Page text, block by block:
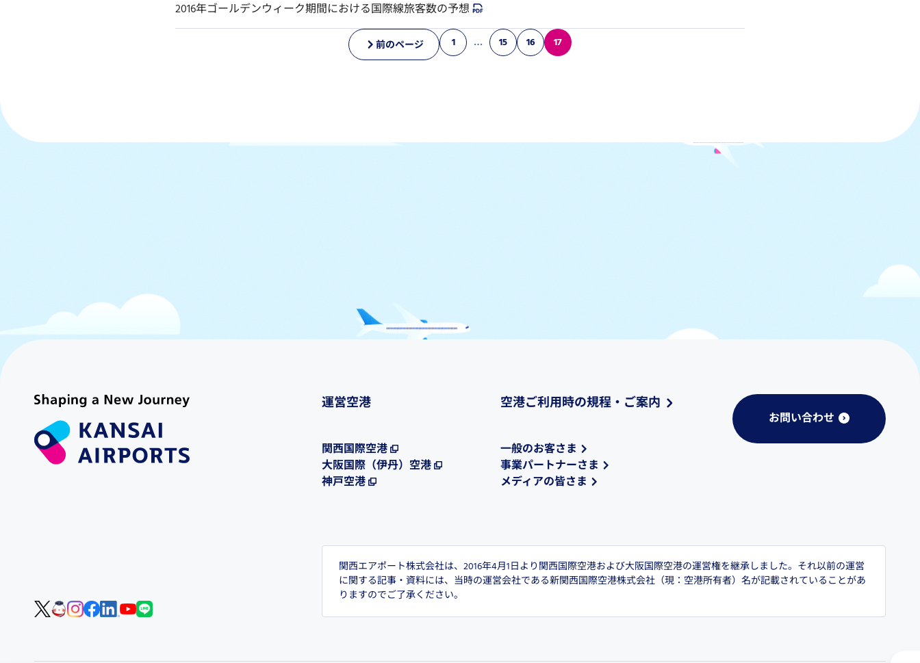
2016年ゴールデンウィーク期間における国際線旅客数の予想
前のページ 1 … 15 16 17
運営空港
関西国際空港
大阪国際（伊丹）空港
神戸空港
空港ご利用時の規程・ご案内
一般のお客さま
事業パートナーさま
メディアの皆さま
お問い合わせ
関西エアポート株式会社は、2016年4月1日より関西国際空港および大阪国際空港の運営権を継承しました。それ以前の運営
に関する記事・資料には、当時の運営会社である新関西国際空港株式会社（現：空港所有者）名が記載されていることがあ
りますのでご了承ください。